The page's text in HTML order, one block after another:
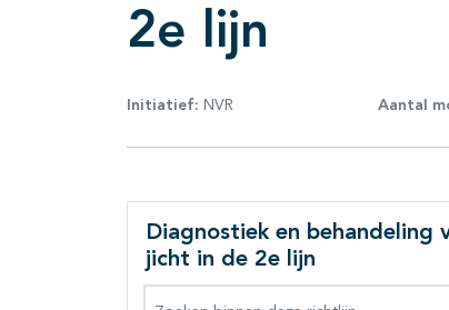
2e lijn
Initiatief: NVR Aantal
Diagnostiek en behandeling
jicht in de 2e lijn